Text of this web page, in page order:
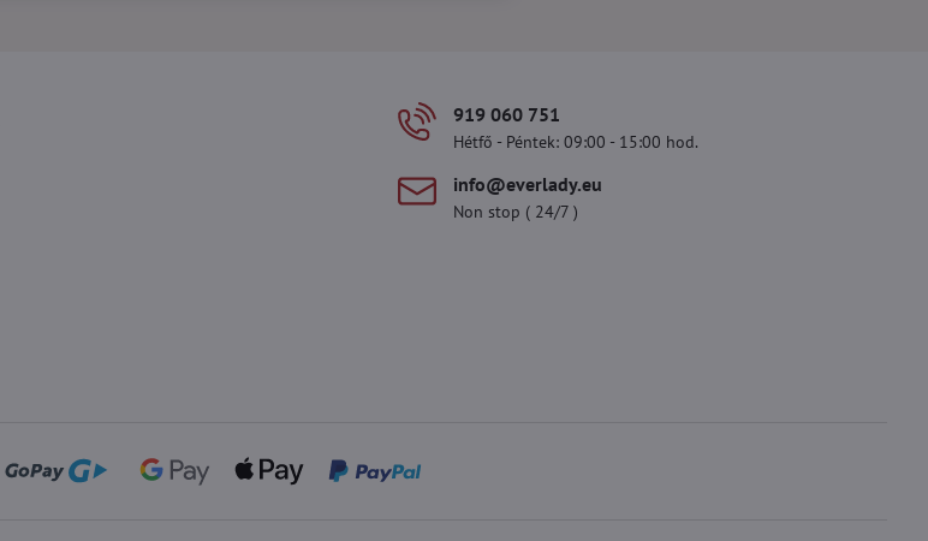
919 060 751
Hétfő - Péntek: 09:00 - 15:00 hod.
info​@everlady​.eu
Non stop ( 24/7 )